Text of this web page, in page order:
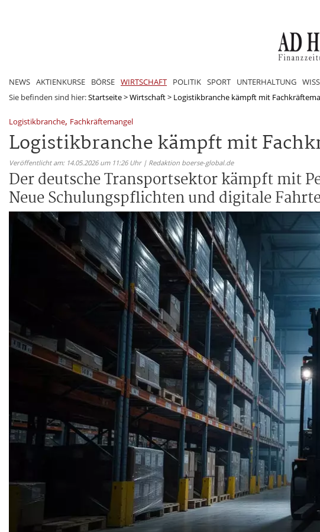
NEWS AKTIENKURSE BÖRSE WIRTSCHAFT POLITIK SPORT UNTERHALTUNG
Sie befinden sind hier:Startseite>Wirtschaft> Logistikbranche kämpft mit
Logistikbranche, Fachkräftemangel
Logistikbranche kämpft mit
Veröffentlicht am: 14.05.2026 um 11:26 Uhr | Redaktion boerse-global.de
Der deutsche Transportsektor kämpft mit
Neue Schulungspflichten und digitale